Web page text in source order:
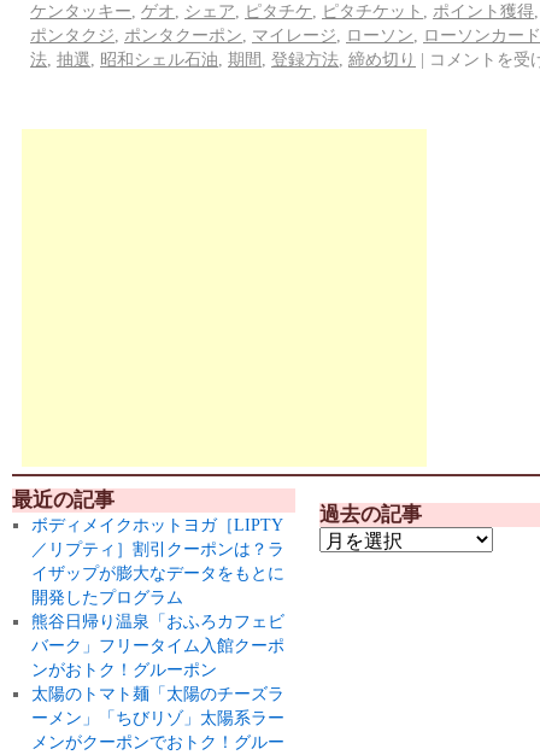
ケンタッキー ゲオ シェア ピタチケ ピタチケット ポイント獲得
ポンタクジ
ポンタクーポン マイレージ ローソン
ローソンカード
法 抽選 昭和シェル石油 期間 登録方法 締め切り | コメントを受
最近の記事
ボディメイクホットヨガ［LIPTY
／リプティ］割引クーポンは？ラ
イザップが膨大なデータをもとに
開発したプログラム
熊谷日帰り温泉「おふろカフェビ
バーク」フリータイム入館クーポ
ンがおトク！グルーポン
太陽のトマト麺「太陽のチーズラ
ーメン」「ちびリゾ」太陽系ラー
メンがクーポンでおトク！グルー
過去の記事